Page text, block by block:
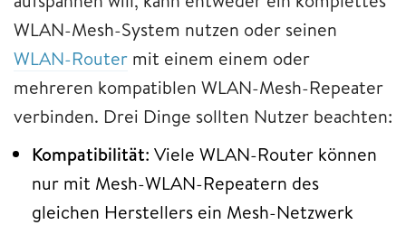
WLAN-Mesh-System nutzen oder seinen
WLAN-Router mit einem einem oder
mehreren kompatiblen WLAN-Mesh-Repeater
verbinden. Drei Dinge sollten Nutzer beachten:
Kompatibilität: Viele WLAN-Router können
nur mit Mesh-WLAN-Repeatern des
gleichen Herstellers ein Mesh-Netzwerk